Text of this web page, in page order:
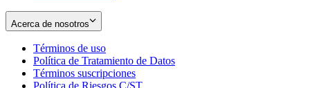
Acerca de nosotros
Términos de uso
in
new
window
Política de Tratamiento de Datos
Términos suscripciones
in
Política de Riesgos C/ST